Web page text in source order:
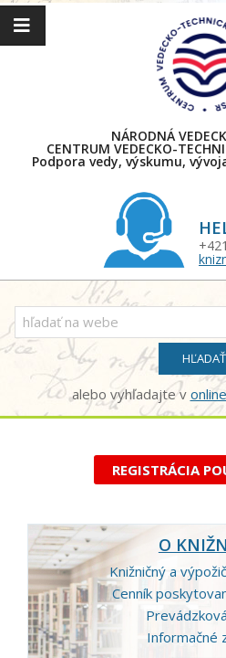
Skip
NÁRODNÁ
CENTRUM VEDECKO-
Podpora vedy, výskumu,
Navigation
Menu
Search
for:
alebo vyhľadajte v
REGISTRÁCIA
O
Knižničný a
Cenník
Informačné